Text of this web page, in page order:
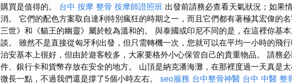
購買是值得的。 台中 按摩 整骨 按摩師證照班 出發前請務必查看天氣狀況；如果
消。 它們的配色方案取自達利特別瘋狂的時期之一，而且它們都有著極其宏偉的
三世》和《貓王的幽靈》屬於較為溫和的。 與泰國或印尼不同的是，在這裡你基
談。 雖然不是直接從匈牙利出發，但只需轉機一次，您就可以在平均一小時的飛行
治安基本上很好，但由於遊客較多，大家要格外小心保管自己的貴重物品。 請務
件、銀行卡和貨幣存放在安全的地方。 山頂是納克潘海灘，在那裡度過一天真是
微長一點，不過我們還是撐了5個小時左右。 seo服務 台中整骨神醫 台中 中醫 整